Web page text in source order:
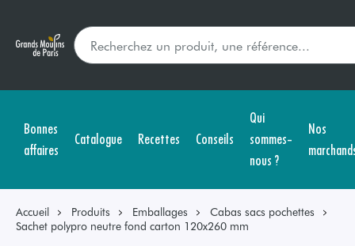
Bonnes
affaires
Catalogue Recettes Conseils
Qui
sommes-
nous ?
Nos
Accueil Produits Emballages
Cabas sacs pochettes
Sachet polypro neutre fond carton 120x260 mm